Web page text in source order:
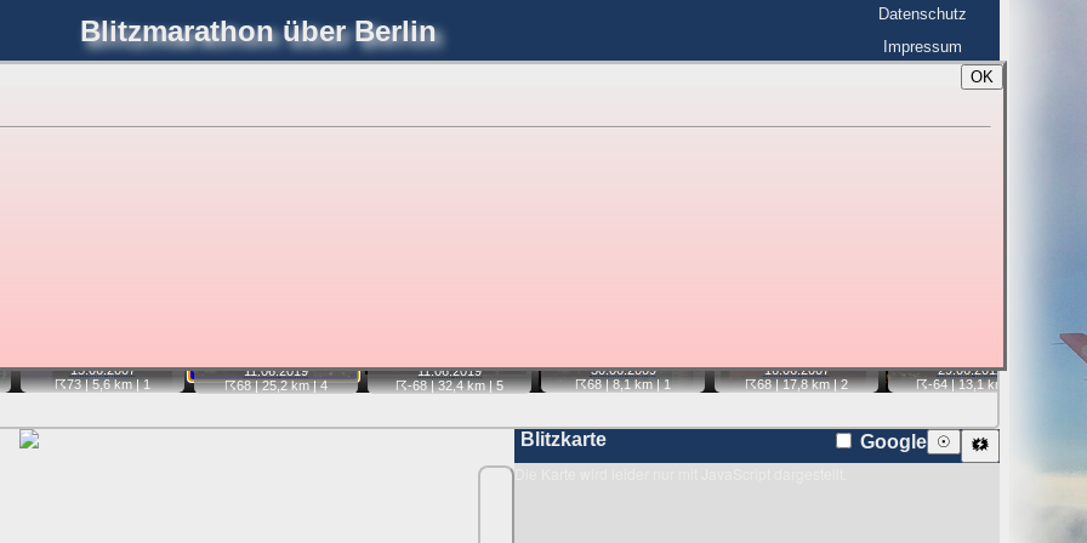
OK
Blitzmarathonüber Berlin
joerglorenz.de
Datenschutz
Impressum
Blitzmarathon Am Himmel Luftfahrt Blitzmarathon ☰
15.06.2007
☈73| 5,6 km |1
11.06.2019
☈68| 25,2 km |4
11.06.2019
☈-68| 32,4 km |5
30.06.2009
☈68| 8,1 km |1
16.06.2007
☈68| 17,8 km |2
29.06.2012
☈-64| 13,1 km |
Blitzkarte 🗱
☉
Google